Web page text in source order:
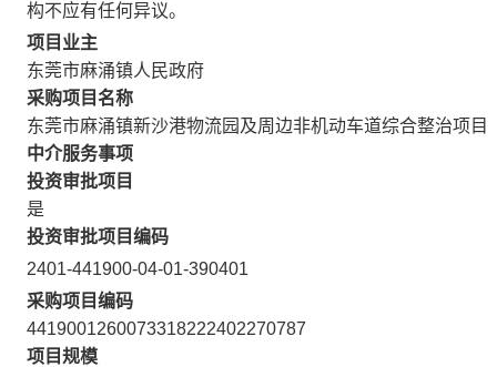
构不应有任何异议。
项目业主
东莞市麻涌镇人民政府
采购项目名称
东莞市麻涌镇新沙港物流园及周边非机动车道综合整治项
中介服务事项
投资审批项目
是
投资审批项目编码
2401-441900-04-01-390401
采购项目编码
4419001260073318222402270787
项目规模